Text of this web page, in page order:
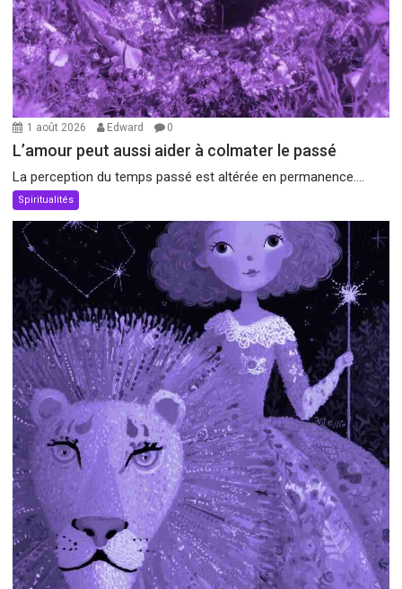
1 août 2026 Edward 0
L’amour peut aussi aider à colmater le passé
La perception du temps passé est altérée en permanence....
Spiritualités